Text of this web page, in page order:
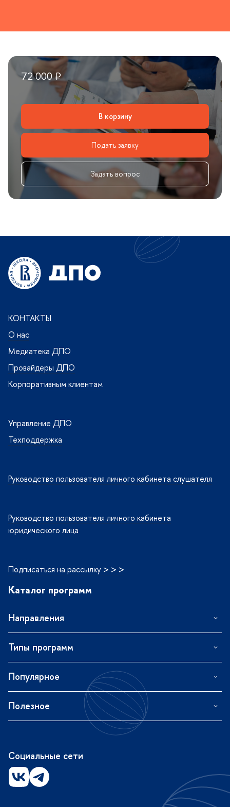
72 000 ₽
корзину
Подать заявку
Задать вопрос
КОНТАКТЫ
О нас
Медиатека ДПО
Провайдеры ДПО
Корпоративным клиентам
Управление ДПО
Техподдержка
Руководство пользователя личного кабинета слушателя
Руководство пользователя личного кабинета
юридического лица
Подписаться на рассылку > > >
Каталог программ
Направления
Типы программ
Популярное
Полезное
Социальные сети